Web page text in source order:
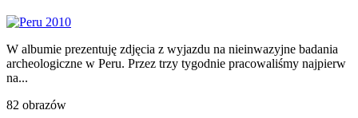
W albumie prezentuję zdjęcia z wyjazdu na nieinwazyjne badania
archeologiczne w Peru. Przez trzy tygodnie pracowaliśmy najpierw
na...
82 obrazów